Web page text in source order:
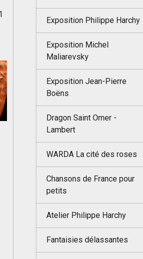
Exposition Philippe Harchy
Exposition Michel
Maliarevsky
Exposition Jean-Pierre
Boëns
Dragon Saint Omer -
Lambert
WARDA La cité des roses
Chansons de France pour
petits
Atelier Philippe Harchy
Fantaisies délassantes